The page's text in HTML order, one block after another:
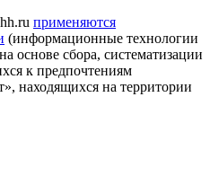
применяются
(информационные технологии
основе сбора, систематизации
к предпочтениям
находящихся на территории